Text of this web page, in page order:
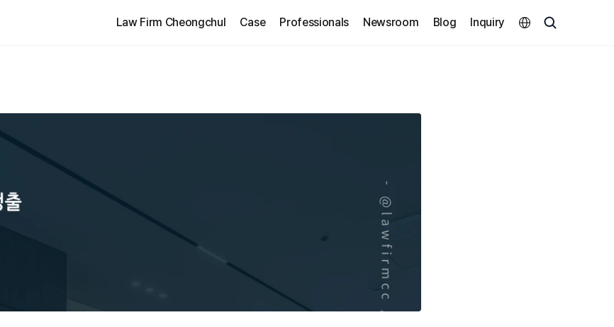
Law Firm Cheongchul Case Professionals Newsroom Blog Inquiry
Select Language